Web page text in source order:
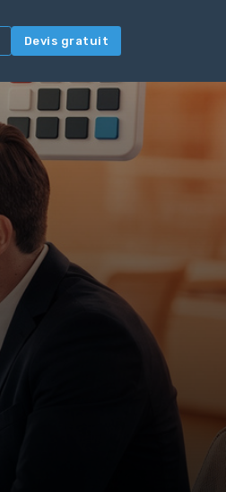
Devis gratuit